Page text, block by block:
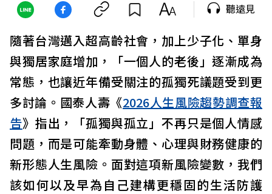
聽遠見
隨著台灣邁入超高齡社會，加上少子化、單身
與獨居家庭增加，「一個人的老後」逐漸成為
常態，也讓近年備受關注的孤獨死議題受到更
多討論。國泰人壽《2026人生風險趨勢調查報
告》指出，「孤獨與孤立」不再只是個人情感
問題，而是可能牽動身體、心理與財務健康的
新形態人生風險。面對這項新風險變數，我們
該如何以及早為自己建構更穩固的生活防護